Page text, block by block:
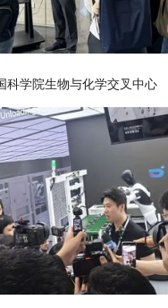
科学院生物与化学交叉中心